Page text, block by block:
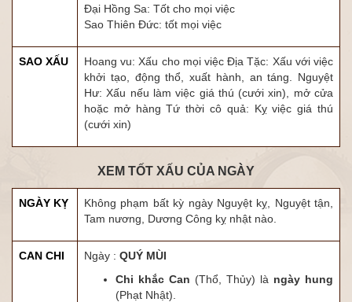
Đại Hồng Sa: Tốt cho mọi việc
Sao Thiên Đức: tốt mọi việc
SAO XẤU
Hoang vu: Xấu cho mọi việc Địa Tặc: Xấu với việc
khởi tạo, động thổ, xuất hành, an táng. Nguyệt
Hư: Xấu nếu làm việc giá thú (cưới xin), mở cửa
hoặc mở hàng Tứ thời cô quả: Kỵ việc giá thú
(cưới xin)
XEM TỐT XẤU CỦA NGÀY
NGÀY KỴ
Không phạm bất kỳ ngày Nguyệt kỵ, Nguyệt tận,
Tam nương, Dương Công kỵ nhật nào.
CAN CHI Ngày : QUÝ MÙI
Chi khắc Can (Thổ, Thủy) là ngày hung
(Phạt Nhật).